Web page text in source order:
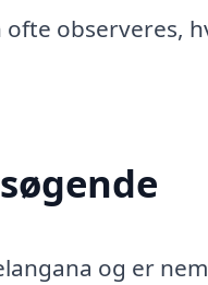
observeres,
og er